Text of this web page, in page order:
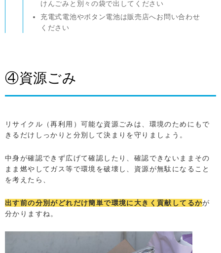
けんごみと別々の袋で出してください
充電式電池やボタン電池は販売店へお問い合わせ
ください
④資源ごみ
リサイクル（再利用）可能な資源ごみは、環境のためにもで
きるだけしっかりと分別して決まりを守りましょう。
中身が確認できず広げて確認したり、確認できないままその
まま燃やしてガス等で環境を破壊し、資源が無駄になること
を考えたら、
出す前の分別がどれだけ簡単で環境に大きく貢献してるかが
分かりますね。